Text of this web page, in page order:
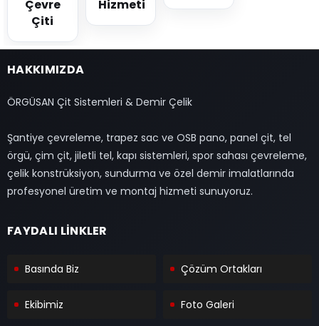
Çevre
Çiti
Hizmeti
HAKKIMIZDA
ÖRGÜSAN Çit Sistemleri & Demir Çelik
Şantiye çevreleme, trapez sac ve OSB pano, panel çit, tel
örgü, çim çit, jiletli tel, kapı sistemleri, spor sahası çevreleme,
çelik konstrüksiyon, sundurma ve özel demir imalatlarında
profesyonel üretim ve montaj hizmeti sunuyoruz.
FAYDALI LİNKLER
Basında Biz Çözüm Ortakları
Ekibimiz Foto Galeri